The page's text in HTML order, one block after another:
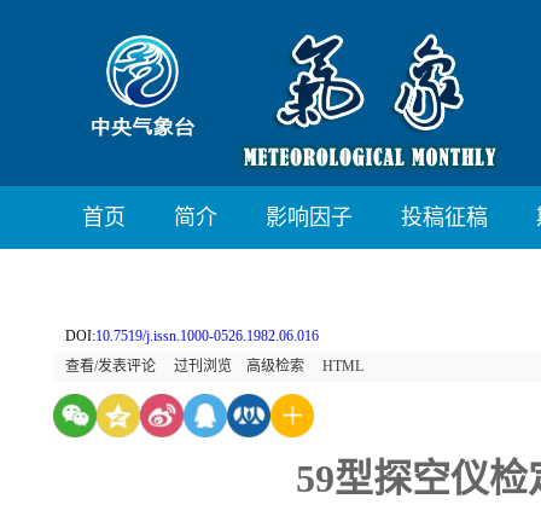
首页 简介 影响因子 投稿征稿
DOI:10.7519/j.issn.1000-0526.1982.06.016
查看/发表评论
过刊浏览 高级检索 HTML
59型探空仪